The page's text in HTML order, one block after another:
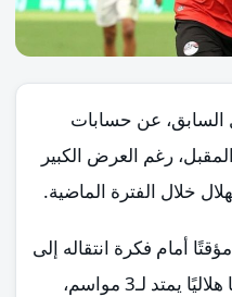
السابق، عن حسابات
رغم العرض الكبير
خلال الفترة الماضية.
أمام فكرة انتقاله إلى
دوري روشن، بعدما تلقى عرضًا هلاليًا يمتد لـ3 مواسم،